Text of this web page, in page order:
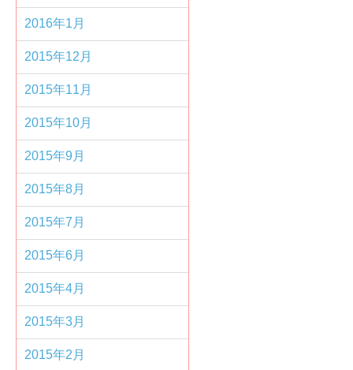
2016年1月
2015年12月
2015年11月
2015年10月
2015年9月
2015年8月
2015年7月
2015年6月
2015年4月
2015年3月
2015年2月